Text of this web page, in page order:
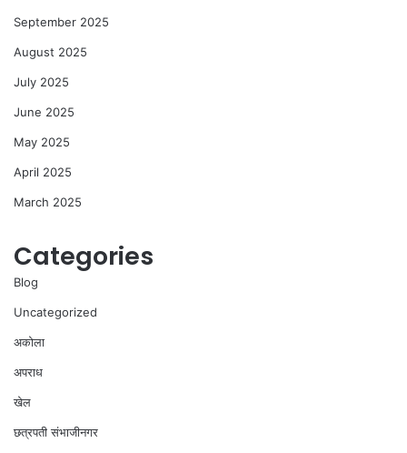
September 2025
August 2025
July 2025
June 2025
May 2025
April 2025
March 2025
Categories
Blog
Uncategorized
अकोला
अपराध
खेल
छत्रपती संभाजीनगर